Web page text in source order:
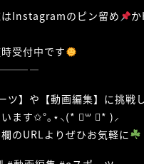
Instagramのピン留め
受付中です
ツ】や【動画編集】に挑戦
います‪✩°｡⋆⸜(* ॑꒳ ॑* )⸝‬
のURLよりぜひお気軽に